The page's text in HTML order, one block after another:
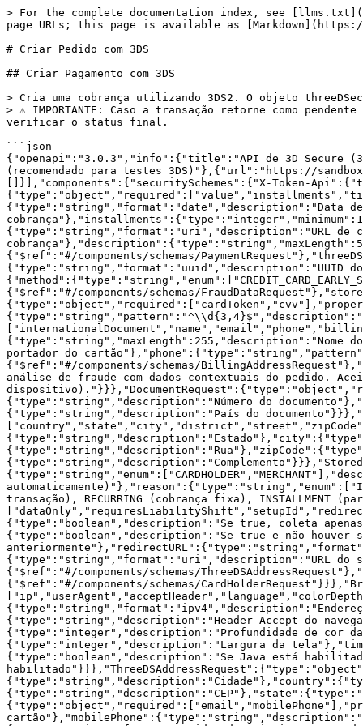
> For the complete documentation index, see [llms.txt](https://docs.barte.com/llms.txt). Markdown versions of documentation pages are available by appending `.md` to page URLs; this page is available as [Markdown](https://docs.barte.com/api-reference/3ds/criar-pedido-com-3ds.md).

# Criar Pedido com 3DS

## Criar Pagamento com 3DS

> Cria uma cobrança utilizando 3DS2. O objeto threeDSecure é obrigatório para transações 3DS.\
> ⚠️ IMPORTANTE: Caso a transação retorne como pendente (challenged = true), será necessário implementar um fluxo assíncrono com Step Up Challenge e polling para verificar o status final.

```json
{"openapi":"3.0.3","info":{"title":"API de 3D Secure (3DS)","version":"2.0.0"},"servers":[{"url":"https://api.barte.com","description":"Servidor de Produção (recomendado para testes 3DS)"},{"url":"https://sandbox-api.barte.com","description":"Servidor de Sandbox (limitações para 3DS)"}],"security":[{"X-Token-Api":[]}],"components":{"securitySchemes":{"X-Token-Api":{"type":"apiKey","name":"X-Token-Api","in":"header"}},"schemas":{"CreateOrderWith3DSRequest":{"type":"object","required":["value","installments","title","payment","threeDSecure","uuidBuyer"],"properties":{"startDate":{"type":"string","format":"date","description":"Data de início da cobrança."},"value":{"type":"number","format":"decimal","minimum":0.01,"description":"Valor da cobrança"},"installments":{"type":"integer","minimum":1,"maximum":12,"description":"Número de parcelas"},"urlCallBack":{"type":"string","format":"uri","description":"URL de callback para notificações"},"title":{"type":"string","maxLength":255,"description":"Título da cobrança"},"description":{"type":"string","maxLength":500,"description":"Descrição da cobrança"},"payment":{"$ref":"#/components/schemas/PaymentRequest"},"threeDSecure":{"$ref":"#/components/schemas/ThreeDSecureRequest"},"uuidBuyer":{"type":"string","format":"uuid","description":"UUID do comprador"}}},"PaymentRequest":{"type":"object","required":["method","card","fraudData"],"properties":{"method":{"type":"string","enum":["CREDIT_CARD_EARLY_SELLER"],"description":"Método de pagamento"},"card":{"$ref":"#/components/schemas/CardRequest"},"fraudData":{"$ref":"#/components/schemas/FraudDataRequest"},"storedCredential":{"$ref":"#/components/schemas/StoredCredentialRequest"}}},"CardRequest":{"type":"object","required":["cardToken","cvv"],"properties":{"cardToken":{"type":"string","format":"uuid","description":"Token do cartão"},"cvv":{"type":"string","pattern":"^\\d{3,4}$","description":"Código de segurança do cartão"}}},"FraudDataRequest":{"type":"object","required":["internationalDocument","name","email","phone","billingAddress"],"properties":{"internationalDocument":{"$ref":"#/components/schemas/DocumentRequest"},"name":{"type":"string","maxLength":255,"description":"Nome do portador do cartão"},"email":{"type":"string","format":"email","maxLength":150,"description":"Email do portador do cartão"},"phone":{"type":"string","pattern":"^\\d{10,15}$","description":"Telefone do portador do cartão"},"billingAddress":{"$ref":"#/components/schemas/